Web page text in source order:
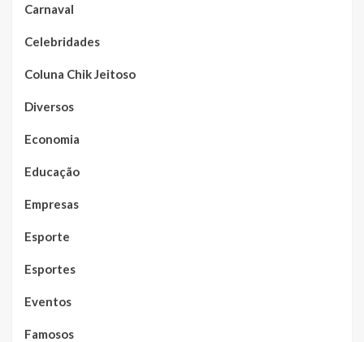
Carnaval
Celebridades
Coluna Chik Jeitoso
Diversos
Economia
Educação
Empresas
Esporte
Esportes
Eventos
Famosos